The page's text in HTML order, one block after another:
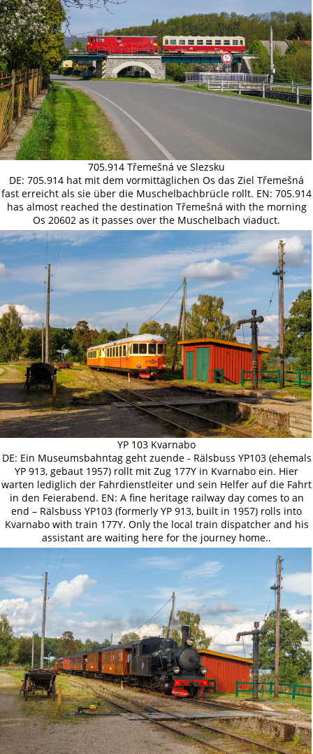
705.914 Třemešná ve Slezsku
DE: 705.914 hat mit dem vormittäglichen Os das Ziel Třemešná
fast erreicht als sie über die Muschelbachbrücle rollt. EN: 705.914
has almost reached the destination Třemešná with the morning
Os 20602 as it passes over the Muschelbach viaduct.
YP 103 Kvarnabo
DE: Ein Museumsbahntag geht zuende - Rälsbuss YP103 (ehemals
YP 913, gebaut 1957) rollt mit Zug 177Y in Kvarnabo ein. Hier
warten lediglich der Fahrdienstleiter und sein Helfer auf die Fahrt
in den Feierabend. EN: A fine heritage railway day comes to an
end – Rälsbuss YP103 (formerly YP 913, built in 1957) rolls into
Kvarnabo with train 177Y. Only the local train dispatcher and his
assistant are waiting here for the journey home..